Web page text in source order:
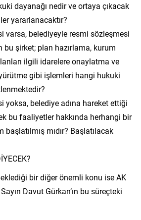
dayanağı nedir ve ortaya çıkacak
yararlanacaktır?
varsa, belediyeyle resmi sözleşmesi
bu şirket; plan hazırlama, kurum
ilgili idarelere onaylatma ve
gibi işlemleri hangi hukuki
yoksa, belediye adına hareket ettiği
bu faaliyetler hakkında herhangi bir
mıdır? Başlatılacak
bir diğer önemli konu ise AK
Davut Gürkan’ın bu süreçteki